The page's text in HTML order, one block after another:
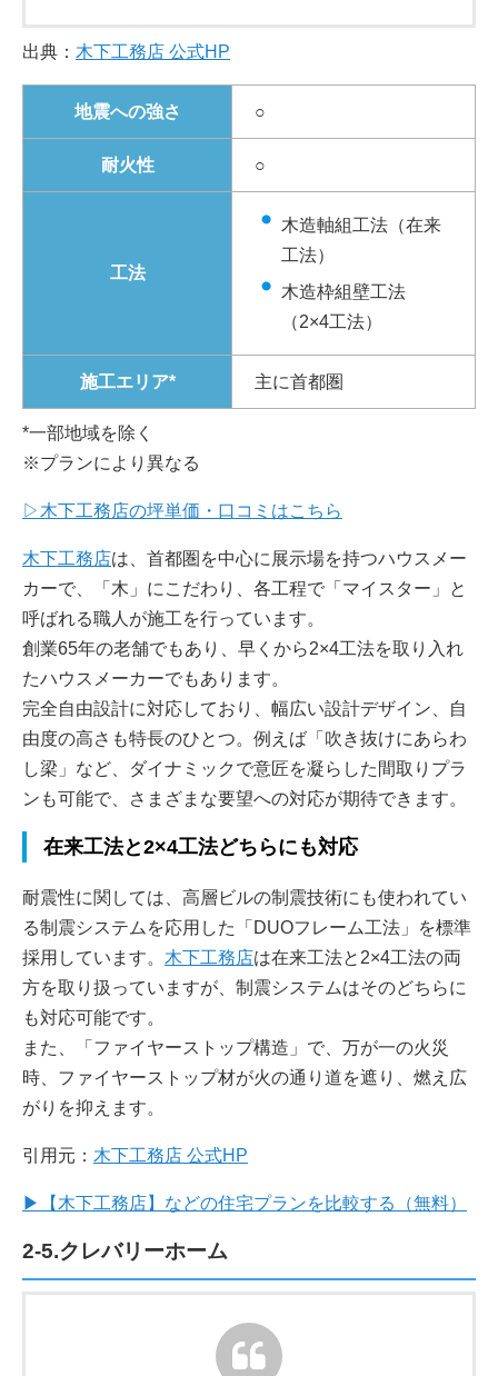
出典： 木下工務店 公式HP
地震への強さ ○
耐火性 ○
工法
木造軸組工法（在来
工法）
木造枠組壁工法
（2×4工法）
施工エリア* 主に首都圏
*一部地域を除く
※プランにより異なる
▷木下工務店の坪単価・口コミはこちら
木下工務店は、首都圏を中心に展示場を持つハウスメー
カーで、「木」にこだわり、各工程で「マイスター」と
呼ばれる職人が施工を行っています。
創業65年の老舗でもあり、早くから2×4工法を取り入れ
たハウスメーカーでもあります。
完全自由設計に対応しており、幅広い設計デザイン、自
由度の高さも特長のひとつ。例えば「吹き抜けにあらわ
し梁」など、ダイナミックで意匠を凝らした間取りプラ
ンも可能で、さまざまな要望への対応が期待できます。
在来工法と2×4工法どちらにも対応
耐震性に関しては、高層ビルの制震技術にも使われてい
る制震システムを応用した「DUOフレーム工法」を標準
採用しています。 木下工務店は在来工法と2×4工法の両
方を取り扱っていますが、制震システムはそのどちらに
も対応可能です。
また、「ファイヤーストップ構造」で、万が一の火災
時、ファイヤーストップ材が火の通り道を遮り、燃え広
がりを抑えます。
引用元： 木下工務店 公式HP
▶【木下工務店】などの住宅プランを比較する（無料）
2-5.クレバリーホーム